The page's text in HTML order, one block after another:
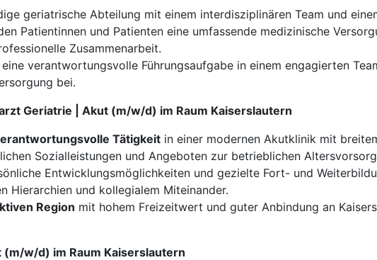
geriatrische Abteilung mit einem interdisziplinären Team und
Patientinnen und Patienten eine umfassende medizinische
Zusammenarbeit.
verantwortungsvolle Führungsaufgabe in einem engagierten
bei.
Geriatrie | Akut (m/w/d) im Raum Kaiserslautern
Tätigkeit in einer modernen Akutklinik mit
Sozialleistungen und Angeboten zur betrieblichen
Entwicklungsmöglichkeiten und gezielte Fort- und
Hierarchien und kollegialem Miteinander.
Region mit hohem Freizeitwert und guter Anbindung an
w/d) im Raum Kaiserslautern